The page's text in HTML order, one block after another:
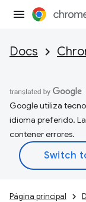
Docs
Google utiliza
idioma preferido.
contener errores.
Página principal